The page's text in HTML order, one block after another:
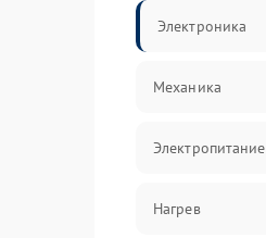
Электроника
Механика
Электропитание
Нагрев